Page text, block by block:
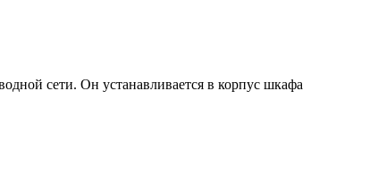
сети. Он устанавливается в корпус шкафа